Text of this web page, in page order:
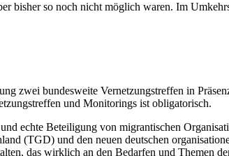
bisher so noch nicht möglich waren. Im
zwei bundesweite Vernetzungstreffen in
und Monitorings ist obligatorisch.
echte Beteiligung von migrantischen
(TGD) und den neuen deutschen
das wirklich an den Bedarfen und Themen